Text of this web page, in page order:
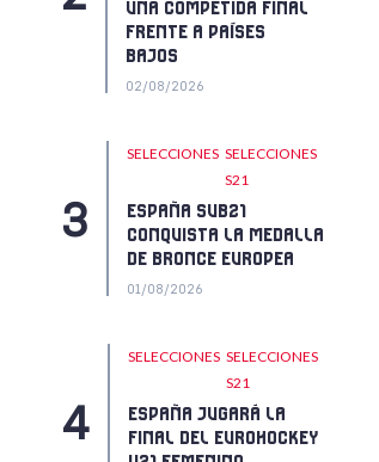
UNA COMPETIDA FINAL
FRENTE A PAÍSES
BAJOS
02/08/2026
SELECCIONES SELECCIONES
S21
ESPAÑA SUB21
CONQUISTA LA MEDALLA
DE BRONCE EUROPEA
01/08/2026
SELECCIONES SELECCIONES
S21
ESPAÑA JUGARÁ LA
FINAL DEL EUROHOCKEY